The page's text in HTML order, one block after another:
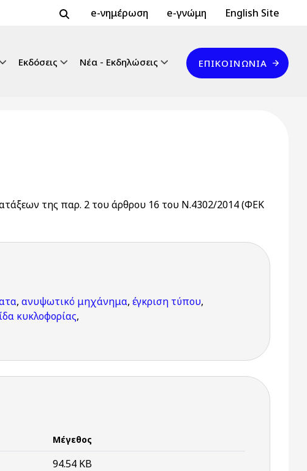
Header Top 2
e-νημέρωση e-γνώμη Header Top
English Site
Εκδόσεις Νέα - Εκδηλώσεις
Επικοινωνία
ΕΠΙΚΟΙΝΩΝΊΑ
της παρ. 2 του άρθρου 16 του Ν.4302/2014 (ΦΕΚ
, ανυψωτικό μηχάνημα, έγκριση τύπου,
κυκλοφορίας,
Μέγεθος
94.54 KB